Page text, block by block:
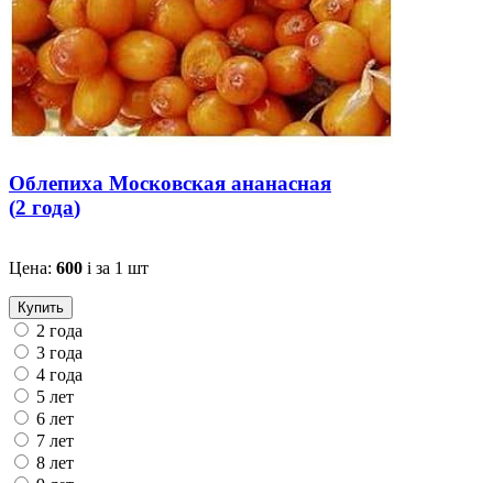
Облепиха Московская ананасная
(2 года)
Цена: 600 i за 1 шт
Купить
2 года
3 года
4 года
5 лет
6 лет
7 лет
8 лет